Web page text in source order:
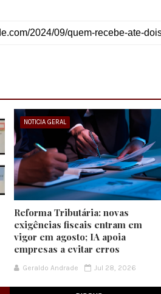
NOTICIA GERAL
Reforma Tributária: novas
exigências fiscais entram em
vigor em agosto; IA apoia
empresas a evitar erros
Geraldo Andrade Jul 28, 2026